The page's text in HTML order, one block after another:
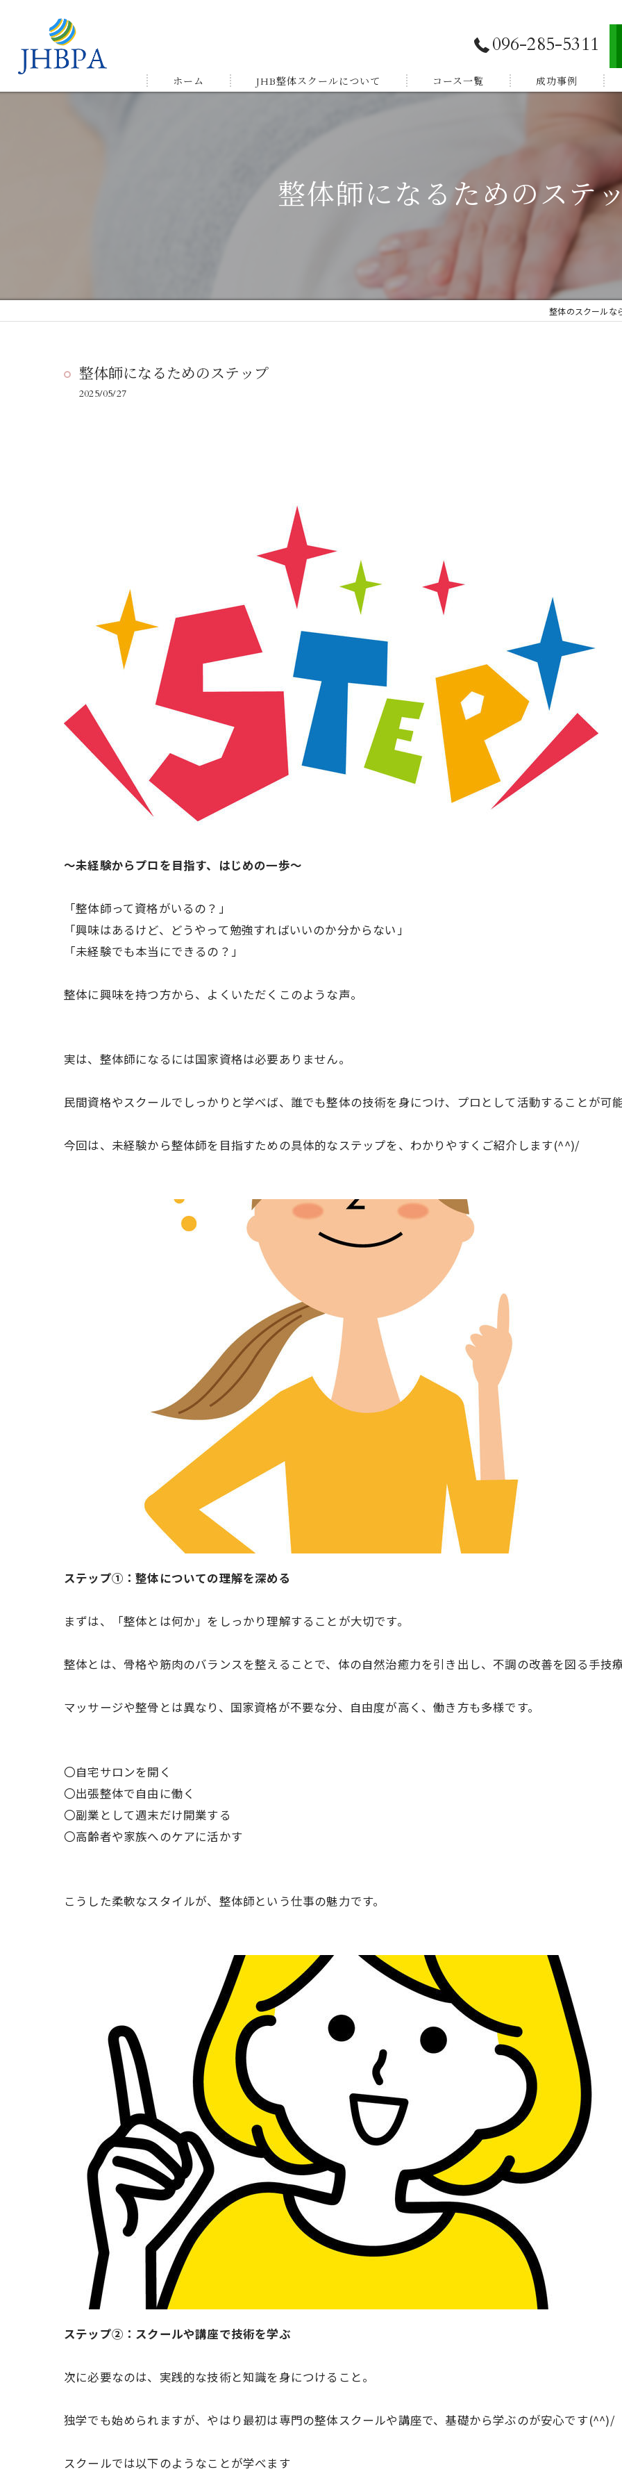
096-285-5311
ホーム JHB整体スクールについて
受講生の声＆体験談
コース一覧
家族を癒したい
成功事例
整体師になるためのステ
整体のスクールな
整体師になるためのステップ
2025/05/27
〜未経験からプロを目指す、はじめの一歩〜
「整体師って資格がいるの？」
「興味はあるけど、どうやって勉強すればいいのか分からない」
「未経験でも本当にできるの？」
整体に興味を持つ方から、よくいただくこのような声。
実は、整体師になるには国家資格は必要ありません。
民間資格やスクールでしっかりと学べば、誰でも整体の技術を身につけ、プロとして活動することが可
今回は、未経験から整体師を目指すための具体的なステップを、わかりやすくご紹介します(^^)/
ステップ①：整体についての理解を深める
まずは、「整体とは何か」をしっかり理解することが大切です。
整体とは、骨格や筋肉のバランスを整えることで、体の自然治癒力を引き出し、不調の改善を図る手技
マッサージや整骨とは異なり、国家資格が不要な分、自由度が高く、働き方も多様です。
〇自宅サロンを開く
〇出張整体で自由に働く
〇副業として週末だけ開業する
〇高齢者や家族へのケアに活かす
こうした柔軟なスタイルが、整体師という仕事の魅力です。
ステップ②：スクールや講座で技術を学ぶ
次に必要なのは、実践的な技術と知識を身につけること。
独学でも始められますが、やはり最初は専門の整体スクールや講座で、基礎から学ぶのが安心です(^^)/
スクールでは以下のようなことが学べます
資料請求・お問い合わせ